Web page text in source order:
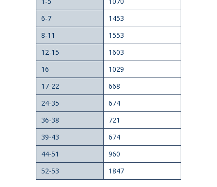
6-7
1453
8-11
1553
12-15
1603
16
1029
17-22
668
24-35
674
36-38
721
39-43
674
44-51
960
52-53
1847